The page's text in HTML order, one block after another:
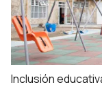
Inclusión